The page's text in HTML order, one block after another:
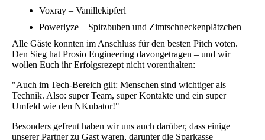
Voxray – Vanillekipferl
Powerlyze – Spitzbuben und Zimtschneckenplätzchen
Alle Gäste konnten im Anschluss für den besten Pitch voten.
Den Sieg hat Prosio Engineering davongetragen – und wir
wollen Euch ihr Erfolgsrezept nicht vorenthalten:
"Auch im Tech-Bereich gilt: Menschen sind wichtiger als
Technik. Also: super Team, super Kontakte und ein super
Umfeld wie den NKubator!"
Besonders gefreut haben wir uns auch darüber, dass einige
unserer Partner zu Gast waren, darunter die Sparkasse